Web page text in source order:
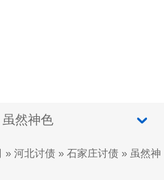
虽然神色
» 河北讨债 » 石家庄讨债 » 虽然神